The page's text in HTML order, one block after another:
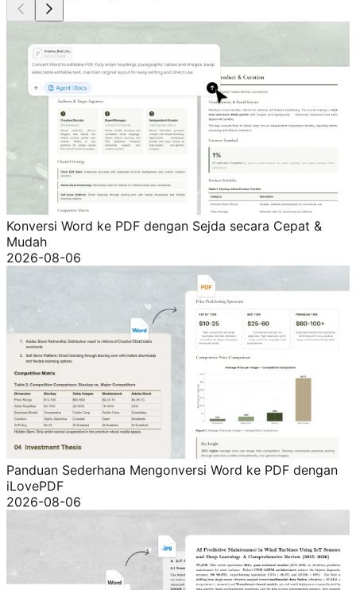
Konversi Word ke PDF dengan Sejda secara Cepat &
Mudah
2026-08-06
Panduan Sederhana Mengonversi Word ke PDF dengan
iLovePDF
2026-08-06